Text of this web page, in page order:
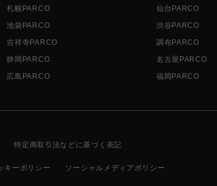
札幌PARCO 仙台PARCO
池袋PARCO
渋谷PARCO
吉祥寺PARCO
調布PARCO
静岡PARCO
名古屋PARCO
広島PARCO
福岡PARCO
特定商取引法などに基づく表記
キーポリシー ソーシャルメディアポリシー